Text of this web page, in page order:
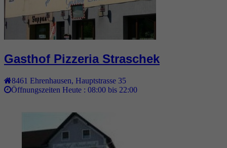
Gasthof Pizzeria Straschek
8461 Ehrenhausen Hauptstrasse 35
Öffnungszeiten Heute : 08:00 bis 22:00